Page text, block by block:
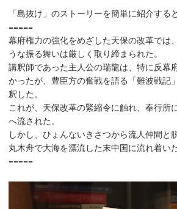
「島抜け」のストーリーを簡単に紹介する
=====
幕府権力の強化をめざした天保の改革では
うな振る舞いは厳しく取り締まられた。
講釈師であった主人公の瑞龍は、特に反幕
かったが、豊臣方の奮戦を語る「難波戦記
釈した。
これが、天保改革の緊縮令に触れ、奉行所
へ流された。
しかし、ひょんないきさつから流人仲間と
丸木舟で大海を漂流した末中国に流れ着いた
=====